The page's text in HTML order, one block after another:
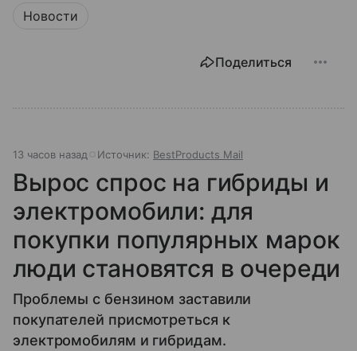
Новости
Поделиться
13 часов назад Источник: BestProducts Mail
Вырос спрос на гибриды и
электромобили: для
покупки популярных марок
люди становятся в очереди
Проблемы с бензином заставили
покупателей присмотреться к
электромобилям и гибридам.